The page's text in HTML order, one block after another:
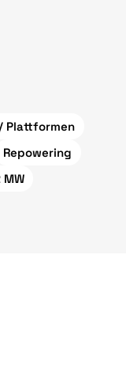
Plattformen
Repowering